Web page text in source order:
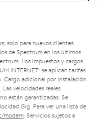
solo para nuevos clientes
de Spectrum en los últimos
Los impuestos y cargos
INTERNET: se aplican tarifas
Cargo adicional por instalación.
velocidades reales
están garantizadas. Se
Gig. Para ver una lista de
modem . Servicios sujetos a